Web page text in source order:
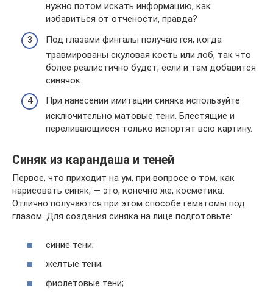
нужно потом искать информацию, как
избавиться от отчености, правда?
Под глазами фингалы получаются, когда
травмированы скуловая кость или лоб, так что
более реалистично будет, если и там добавится
синячок.
При нанесении имитации синяка используйте
исключительно матовые тени. Блестящие и
переливающиеся только испортят всю картину.
Синяк из карандаша и теней
Первое, что приходит на ум, при вопросе о том, как
нарисовать синяк, — это, конечно же, косметика.
Отлично получаются при этом способе гематомы под
глазом. Для создания синяка на лице подготовьте:
синие тени;
желтые тени;
фиолетовые тени;